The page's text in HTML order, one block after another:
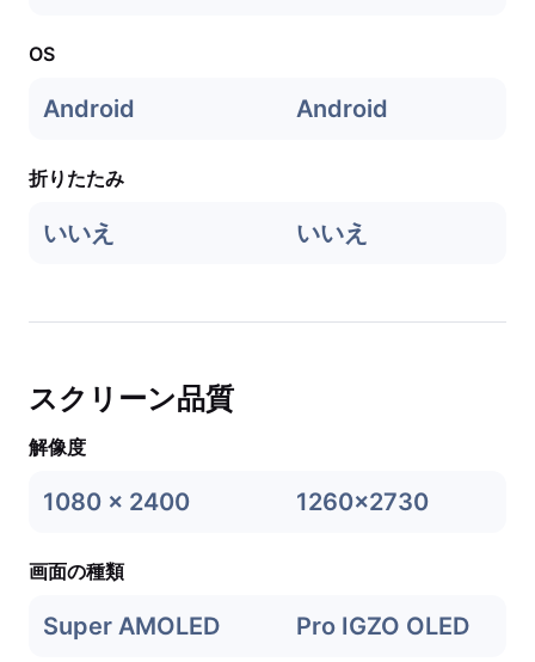
OS
Android Android
折りたたみ
いいえ いいえ
スクリーン品質
解像度
1080 x 2400 1260x2730
画面の種類
Super AMOLED Pro IGZO OLED